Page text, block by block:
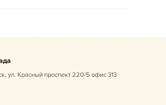
ул. Красный проспект 220/5 офис 313